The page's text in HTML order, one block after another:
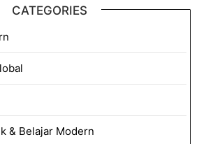
CATEGORIES
& Belajar Modern